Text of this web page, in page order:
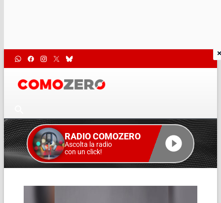
RADIO COMOZERO
Ascolta la radio
con un click!